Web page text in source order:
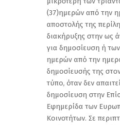
(37)ημερών από την
αποστολής της
διακήρυξης στην ως
για δημοσίευση ή των
ημερών από την
δημοσίευσής της
τύπο, όταν δεν
δημοσίευση στην
Εφημερίδα των
Κοινοτήτων. Σε